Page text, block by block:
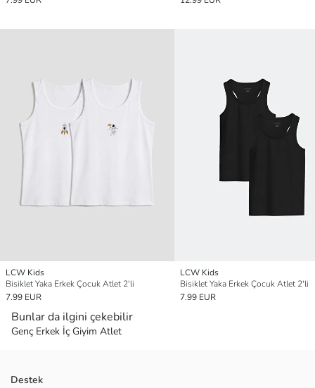
LCW Kids
Bisiklet Yaka Erkek Çocuk Atlet 2'li
7.99 EUR
LCW Kids
Bisiklet Yaka Erkek Çocuk Atlet 2'li
7.99 EUR
Bunlar da ilgini çekebilir
Genç Erkek İç Giyim Atlet
Destek